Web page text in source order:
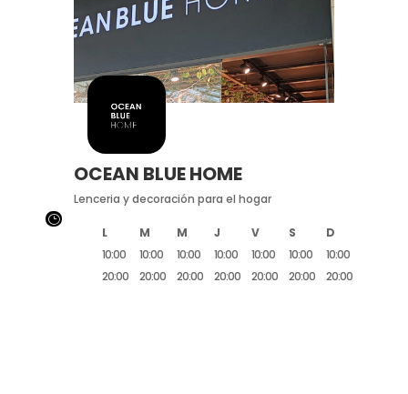
OCEAN BLUE HOME
Lenceria y decoración para el hogar
L M M J V S
D
10:00
20:00
10:00
20:00
10:00
20:00
10:00
20:00
10:00
20:00
10:00
20:00
10:00
20:00
}